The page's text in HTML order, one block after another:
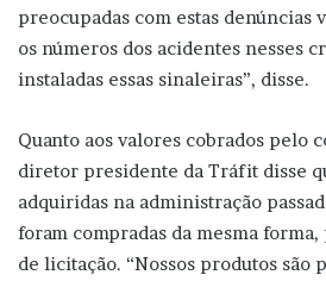
preocupadas com estas denúncias
os números dos acidentes nesses
instaladas essas sinaleiras”, disse.
Quanto aos valores cobrados pelo
diretor presidente da Tráfit disse
adquiridas na administração
foram compradas da mesma
de licitação. “Nossos produtos são